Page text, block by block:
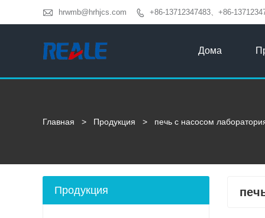
 hrwmb@hrhjcs.com  +86-13712347483、+86-
Дома
Главная > Продукция > печь с насосом
Продукция